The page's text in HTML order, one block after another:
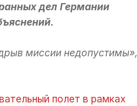
дел Германии
миссии недопустимы»,
полет в рамках